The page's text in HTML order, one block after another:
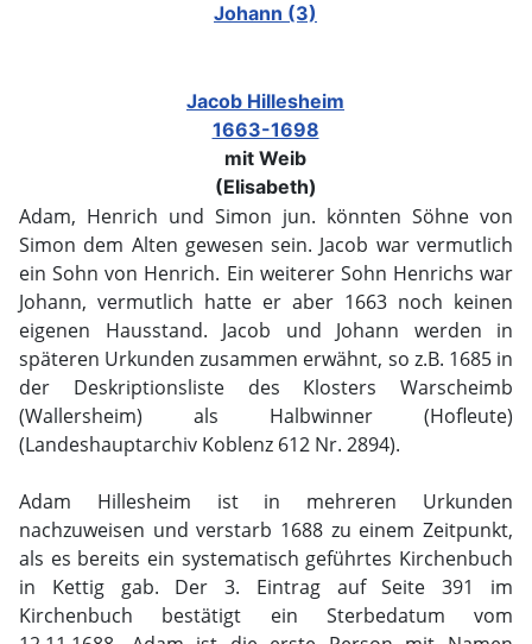
Johann (3)
Jacob Hillesheim
1663-1698
mit Weib
(Elisabeth)
Adam, Henrich und Simon jun. könnten Söhne von
Simon dem Alten gewesen sein. Jacob war vermutlich
ein Sohn von Henrich. Ein weiterer Sohn Henrichs war
Johann, vermutlich hatte er aber 1663 noch keinen
eigenen Hausstand. Jacob und Johann werden in
späteren Urkunden zusammen erwähnt, so z.B. 1685 in
der Deskriptionsliste des Klosters Warscheimb
(Wallersheim) als Halbwinner (Hofleute)
(Landeshauptarchiv Koblenz 612 Nr. 2894).
Adam Hillesheim ist in mehreren Urkunden
nachzuweisen und verstarb 1688 zu einem Zeitpunkt,
als es bereits ein systematisch geführtes Kirchenbuch
in Kettig gab. Der 3. Eintrag auf Seite 391 im
Kirchenbuch bestätigt ein Sterbedatum vom